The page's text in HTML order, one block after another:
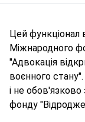
Цей функціонал
Міжнародного
"Адвокація
воєнного
і не обов'язково
фонду